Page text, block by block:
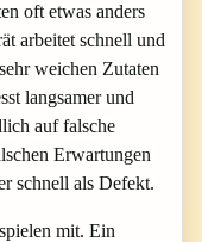
oft etwas anders
arbeitet schnell und
weichen Zutaten
langsamer und
auf falsche
Erwartungen
schnell als Defekt.
mit. Ein